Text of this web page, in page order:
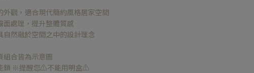
觀，適合現代簡約風格居家空間
處理，提升整體質感
然融於空間之中的設計理念
合皆為示意圖
鎖 ※提醒您⚠️不能用明盒⚠️